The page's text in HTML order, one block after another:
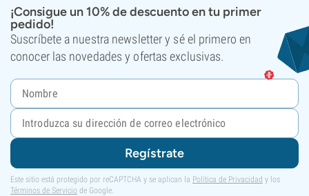
¡Consigue un 10% de descuento en tu primer
pedido!
Suscríbete a nuestra newsletter y sé el primero en
conocer las novedades y ofertas exclusivas.
Regístrate
Este sitio está protegido por reCAPTCHA y se aplican la Política de Privacidad y los
Términos de Servicio de Google.